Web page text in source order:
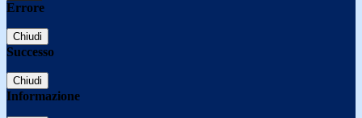
Errore
Chiudi
Successo
Chiudi
Informazione